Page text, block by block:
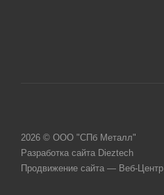
2026 © ООО "СПб Металл"
Разработка сайта Dieztech
Продвижение сайта — Веб-Центр